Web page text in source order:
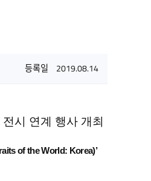
등록일 2019.08.14
시 연계 행사 개최
of the World: Korea)’